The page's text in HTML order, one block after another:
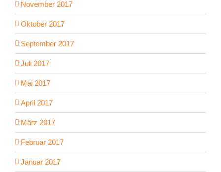
November 2017
Oktober 2017
September 2017
Juli 2017
Mai 2017
April 2017
März 2017
Februar 2017
Januar 2017